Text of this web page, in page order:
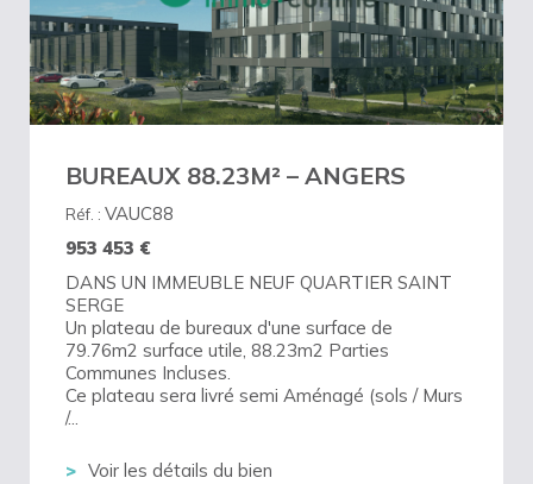
BUREAUX 88.23M² – ANGERS
Réf. : VAUC88
953 453 €
DANS UN IMMEUBLE NEUF QUARTIER SAINT
SERGE
Un plateau de bureaux d'une surface de
79.76m2 surface utile, 88.23m2 Parties
Communes Incluses.
Ce plateau sera livré semi Aménagé (sols / Murs
/...
Voir les détails du bien